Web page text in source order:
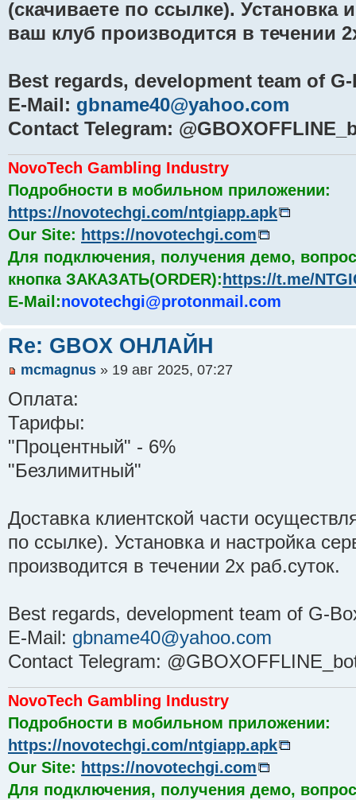
(скачиваете по ссылке). Установка
ваш клуб производится в течении
Best regards, development team of
E-Mail: gbname40@yahoo.com
Contact Telegram:
NovoTech Gambling Industry
Подробности в мобильном приложении:
https://novotechgi.com/ntgiapp.apk
Our Site: https://novotechgi.com
Для подключения, получения демо,
кнопка ЗАКАЗАТЬ(ORDER): https://t.me/
E-Mail:novotechgi@protonmail.com
Re: GBOX ОНЛАЙН
mcmagnus » 19 авг 2025, 07:27
Оплата:
Тарифы:
"Процентный" - 6%
"Безлимитный"
Доставка клиентской части
по ссылке). Установка и настройка
производится в течении 2х раб.суток.
Best regards, development team of G-
E-Mail: gbname40@yahoo.com
Contact Telegram:
NovoTech Gambling Industry
Подробности в мобильном приложении:
https://novotechgi.com/ntgiapp.apk
Our Site: https://novotechgi.com
Для подключения, получения демо,